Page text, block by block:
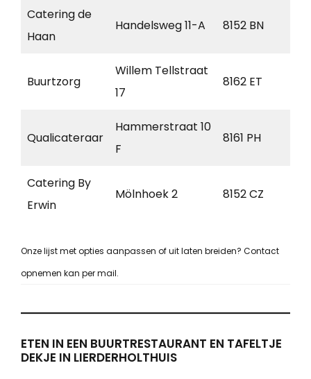
Catering de
Haan
Handelsweg 11-A 8152 BN
Buurtzorg
Willem Tellstraat
17
8162 ET
Qualicateraar
Hammerstraat 10
F
8161 PH
Catering By
Erwin
Mölnhoek 2 8152 CZ
Onze lijst met opties aanpassen of uit laten breiden? Contact
opnemen kan per mail.
ETEN IN EEN BUURTRESTAURANT EN TAFELTJE
DEKJE IN LIERDERHOLTHUIS